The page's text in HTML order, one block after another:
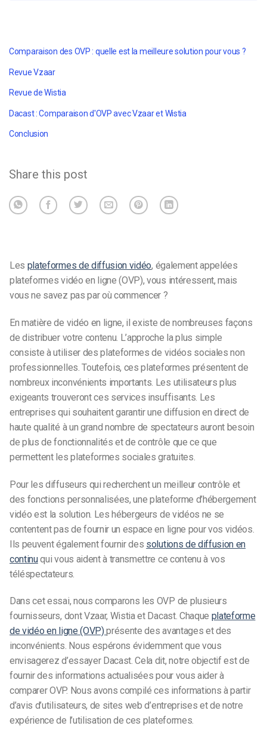
Comparaison des OVP : quelle est la meilleure solution pour vous ?
Revue Vzaar
Revue de Wistia
Dacast : Comparaison d'OVP avec Vzaar et Wistia
Conclusion
Share this post
Les plateformes de diffusion vidéo, également appelées
plateformes vidéo en ligne (OVP), vous intéressent, mais
vous ne savez pas par où commencer ?
En matière de vidéo en ligne, il existe de nombreuses façons
de distribuer votre contenu. L’approche la plus simple
consiste à utiliser des plateformes de vidéos sociales non
professionnelles. Toutefois, ces plateformes présentent de
nombreux inconvénients importants. Les utilisateurs plus
exigeants trouveront ces services insuffisants. Les
entreprises qui souhaitent garantir une diffusion en direct de
haute qualité à un grand nombre de spectateurs auront besoin
de plus de fonctionnalités et de contrôle que ce que
permettent les plateformes sociales gratuites.
Pour les diffuseurs qui recherchent un meilleur contrôle et
des fonctions personnalisées, une plateforme d’hébergement
vidéo est la solution. Les hébergeurs de vidéos ne se
contentent pas de fournir un espace en ligne pour vos vidéos.
Ils peuvent également fournir des solutions de diffusion en
continuqui vous aident à transmettre ce contenu à vos
téléspectateurs.
Dans cet essai, nous comparons les OVP de plusieurs
fournisseurs, dont Vzaar, Wistia et Dacast. Chaque plateforme
de vidéo en ligne (OVP)présente des avantages et des
inconvénients. Nous espérons évidemment que vous
envisagerez d’essayer Dacast. Cela dit, notre objectif est de
fournir des informations actualisées pour vous aider à
comparer OVP. Nous avons compilé ces informations à partir
d’avis d’utilisateurs, de sites web d’entreprises et de notre
expérience de l’utilisation de ces plateformes.